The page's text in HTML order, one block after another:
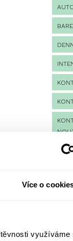
Více o
využíváme
LED